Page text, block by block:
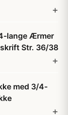
lange Ærmer
Str. 36/38
med 3/4-